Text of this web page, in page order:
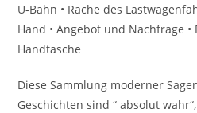
U-Bahn • Rache des
Hand • Angebot und Nachfrage
Handtasche
Diese Sammlung moderner
Geschichten sind “ absolut